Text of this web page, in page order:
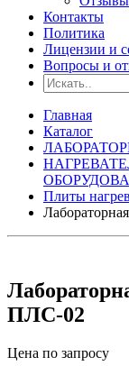
Контакты
Политика
Лицензии и
Вопросы и
Главная
Каталог
Плиты
ПЛС-02
Цена по запросу